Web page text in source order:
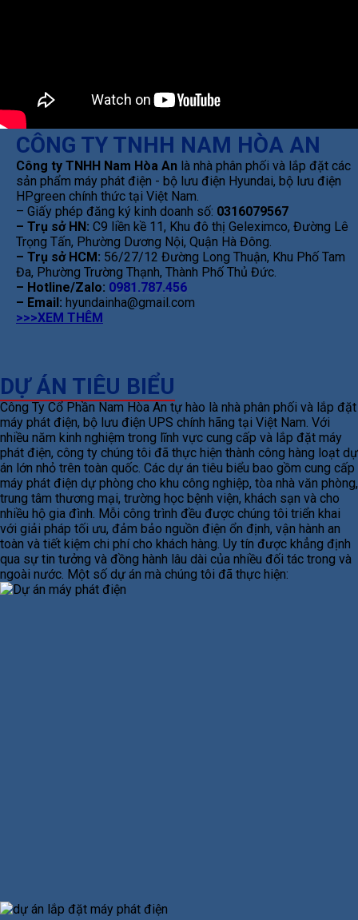
CÔNG TY TNHH NAM HÒA AN
Công ty TNHH Nam Hòa An là nhà phân phối và lắp đặt các
sản phẩm máy phát điện - bộ lưu điện Hyundai, bộ lưu điện
HPgreen chính thức tại Việt Nam.
– Giấy phép đăng ký kinh doanh số: 0316079567
– Trụ sở HN: C9 liền kề 11, Khu đô thị Geleximco, Đường Lê
Trọng Tấn, Phường Dương Nội, Quận Hà Đông.
– Trụ sở HCM: 56/27/12 Đường Long Thuận, Khu Phố Tam
Đa, Phường Trường Thạnh, Thành Phố Thủ Đức.
– Hotline/Zalo: 0981.787.456
– Email: hyundainha@gmail.com
>>>XEM THÊM
DỰ ÁN TIÊU BIỂU
Công Ty Cổ Phần Nam Hòa An tự hào là nhà phân phối và lắp đặt
máy phát điện, bộ lưu điện UPS chính hãng tại Việt Nam. Với
nhiều năm kinh nghiệm trong lĩnh vực cung cấp và lắp đặt máy
phát điện, công ty chúng tôi đã thực hiện thành công hàng loạt dự
án lớn nhỏ trên toàn quốc. Các dự án tiêu biểu bao gồm cung cấp
máy phát điện dự phòng cho khu công nghiệp, tòa nhà văn phòng,
trung tâm thương mại, trường học bệnh viện, khách sạn và cho
nhiều hộ gia đình. Mỗi công trình đều được chúng tôi triển khai
với giải pháp tối ưu, đảm bảo nguồn điện ổn định, vận hành an
toàn và tiết kiệm chi phí cho khách hàng. Uy tín được khẳng định
qua sự tin tưởng và đồng hành lâu dài của nhiều đối tác trong và
ngoài nước. Một số dự án mà chúng tôi đã thực hiện: